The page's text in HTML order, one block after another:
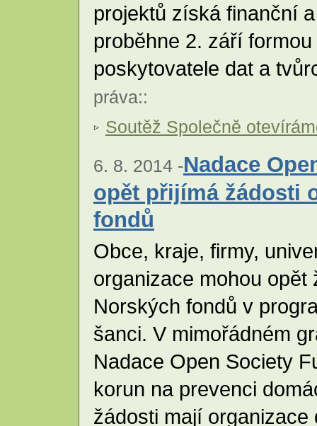
projektů získá finanční
proběhne 2. září
poskytovatele dat a
práva::
Soutěž Společně
6. 8. 2014 -Nadace
opět přijímá žádosti
fondů
Obce, kraje, firmy,
organizace mohou opět
Norských fondů v
šanci. V mimořádném
Nadace Open Society
korun na prevenci
žádosti mají